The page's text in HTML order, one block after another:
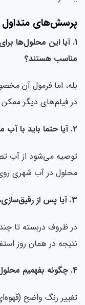
پرسش‌های متداول
1. آیا این محلول‌ها
مناسب هستند؟
بله، اما فرمول آن
در فیلم‌های دیگر
2. آیا حتما باید با آب مقطر رقیق شود؟
توصیه می‌شود از آب
محلول در آب شهری روی
3. آیا پس از رقیق‌سازی، محلول قابل نگهداری است؟
در ظروف دربسته تا
نتیجه در همان روز
4. چگونه بفهمیم محلول ظهور یا ثبوت فاسد شده است؟
تغییر رنگ واضح